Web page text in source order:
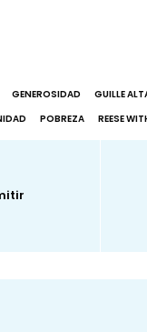
GENEROSIDAD GUILLE
POBREZA REESE